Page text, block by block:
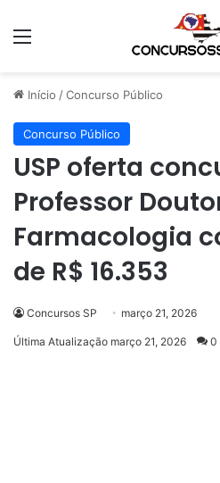
Menu
Início /Concurso Público
Concurso Público
USP oferta
Professor
Farmacologia
de R$ 16.353
Concursos SP março 21, 2026
Última Atualização março 21, 2026 0